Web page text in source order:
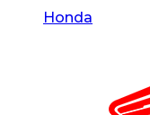
Honda